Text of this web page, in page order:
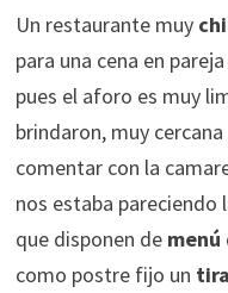
Un restaurante muy
para una cena en
pues el aforo es muy
brindaron, muy
comentar con la
nos estaba pareciendo
que disponen de
como postre fijo un